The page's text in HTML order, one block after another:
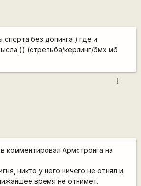
без допинга ) где и
)) (стрельба/керлинг/бмх мб
more_vert
комментировал Армстронга на
никто у него ничего не отнял и
время не отнимет.